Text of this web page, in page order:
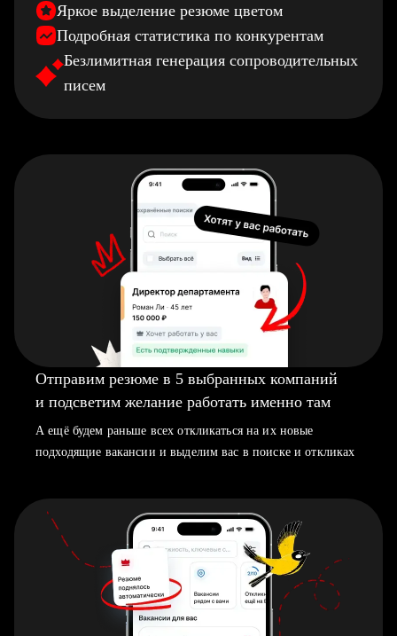
Яркое выделение резюме цветом
Подробная статистика по конкурентам
Безлимитная генерация сопроводительных
писем
Отправим резюме в 5 выбранных компаний
и подсветим желание работать именно там
А ещё будем раньше всех откликаться на их новые
подходящие вакансии и выделим вас в поиске и откликах